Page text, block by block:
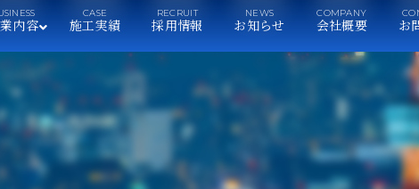
内容 施工実績 採用情報 お知らせ 会社概要 お